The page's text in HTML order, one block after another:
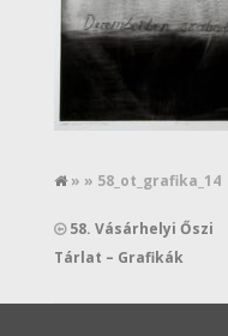
» » 58_ot_grafika_14
58. Vásárhelyi Őszi
Tárlat – Grafikák